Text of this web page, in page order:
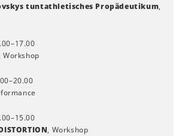
tuntathletisches Propädeutikum,
, Workshop
, Workshop